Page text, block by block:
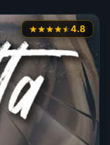
4.8